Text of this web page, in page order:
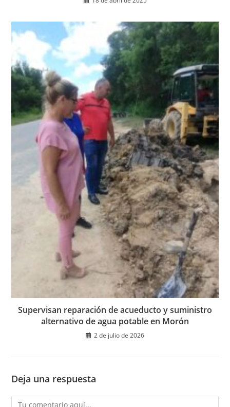
Supervisan reparación de acueducto y suministro
alternativo de agua potable en Morón
2 de julio de 2026
Deja una respuesta
Comentario